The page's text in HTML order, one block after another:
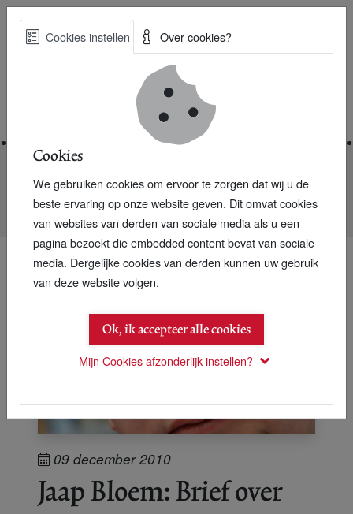
Skip
Best Practices voor een duurzame toekomst
Nieuwsarchief
Jaap Bloem: Brief over "egomedia" aan Malcolm Gladwell
09 december 2010
Jaap Bloem: Brief over
Cookies instellen Over cookies?
Cookies
We gebruiken cookies om ervoor te zorgen dat wij u de
beste ervaring op onze website geven. Dit omvat cookies
van websites van derden van sociale media als u een
pagina bezoekt die embedded content bevat van sociale
media. Dergelijke cookies van derden kunnen uw gebruik
van deze website volgen.
Ok, ik accepteer alle cookies
Mijn Cookies afzonderlijk instellen?